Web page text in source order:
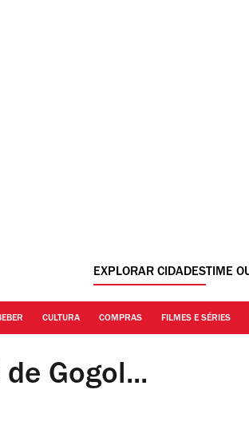
EXPLORAR CIDADESTIME
CULTURA COMPRAS FILMES E SÉRIES
Gogol...